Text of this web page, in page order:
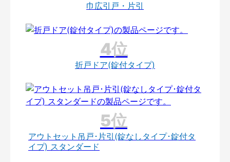
巾広引戸・片引
折戸ドア(錠付タイプ)
アウトセット吊戸･片引(錠なしタイプ･錠付タ
イプ) スタンダード